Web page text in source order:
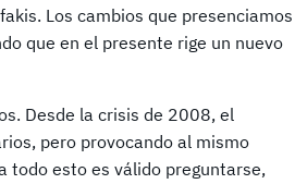
Los cambios que presenciamos
que en el presente rige un nuevo
Desde la crisis de 2008, el
pero provocando al mismo
todo esto es válido preguntarse,